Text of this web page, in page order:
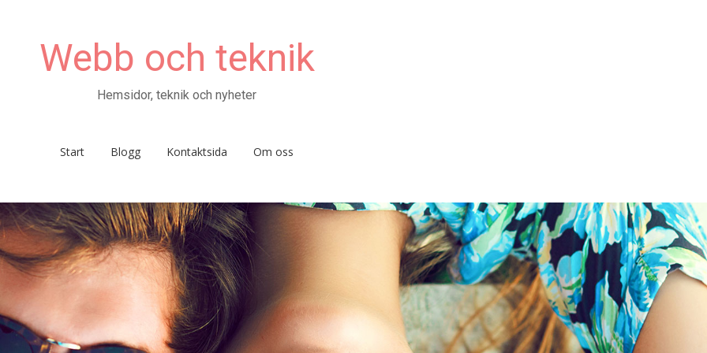
Webb och teknik
Hemsidor, teknik och nyheter
Start Blogg Kontaktsida Om oss